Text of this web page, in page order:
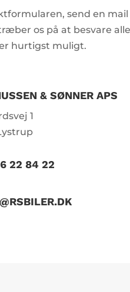
send en mail
os på at besvare alle
hurtigst muligt.
& SØNNER APS
1
22 84 22